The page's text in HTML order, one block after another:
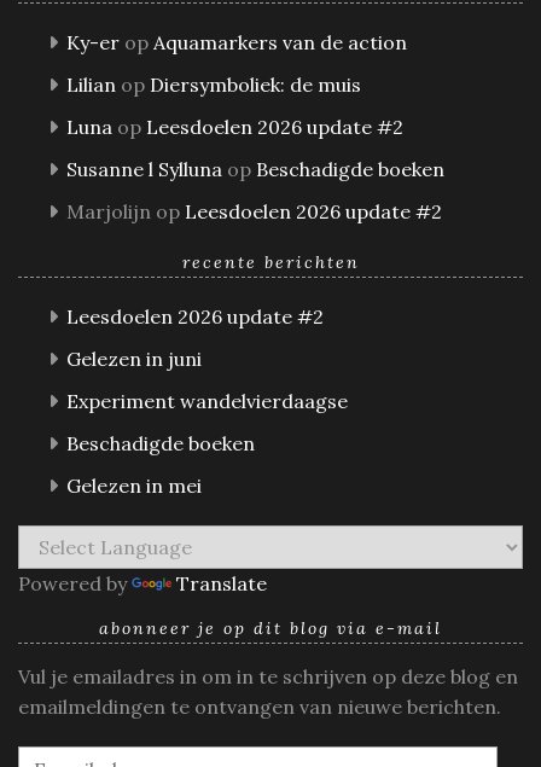
Ky-er op Aquamarkers van de action
Lilian op Diersymboliek: de muis
Luna op Leesdoelen 2026 update #2
Susanne l Sylluna op Beschadigde boeken
Marjolijn op Leesdoelen 2026 update #2
recente berichten
Leesdoelen 2026 update #2
Gelezen in juni
Experiment wandelvierdaagse
Beschadigde boeken
Gelezen in mei
Powered by Translate
abonneer je op dit blog via e-mail
Vul je emailadres in om in te schrijven op deze blog en
emailmeldingen te ontvangen van nieuwe berichten.
E-